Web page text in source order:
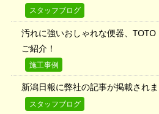
スタッフブログ
汚れに強いおしゃれな便器、
ご紹介！
施工事例
新潟日報に弊社の記事が掲載されま
スタッフブログ